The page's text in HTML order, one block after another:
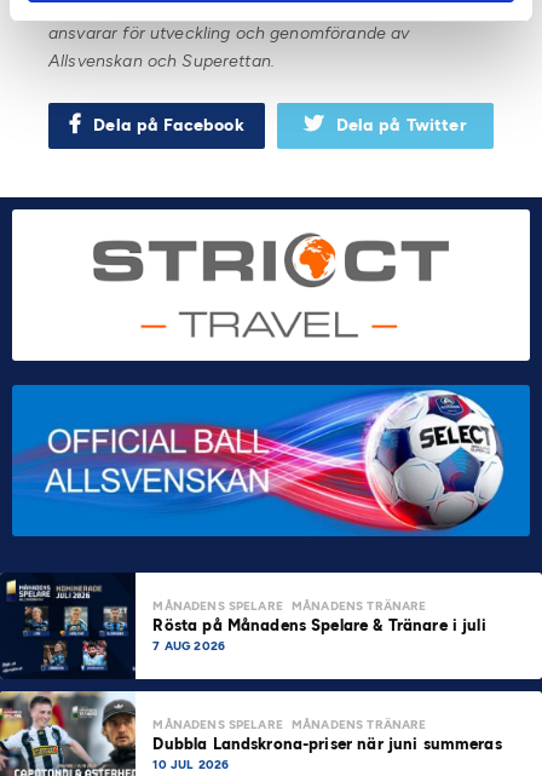
vassaste skribenter inom ämnet. Svensk Elitfotboll
ansvarar för utveckling och genomförande av
Allsvenskan och Superettan.
Dela på Facebook Dela på Twitter
MÅNADENS SPELARE MÅNADENS TRÄNARE
Rösta på Månadens Spelare & Tränare i juli
7 AUG 2026
MÅNADENS SPELARE MÅNADENS TRÄNARE
Dubbla Landskrona-priser när juni summeras
10 JUL 2026